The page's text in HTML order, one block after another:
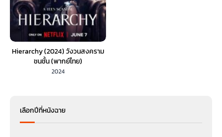
Hierarchy (2024) วังวนสงคราม
ชนชั้น (พากย์ไทย)
2024
เลือกปีที่หนังฉาย